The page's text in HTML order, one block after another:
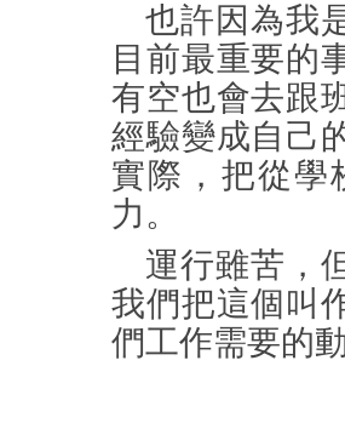
也許因為我
目前最重要的
有空也會去跟
經驗變成自己
實際，把從學
力。
運行雖苦，
我們把這個叫
們工作需要的